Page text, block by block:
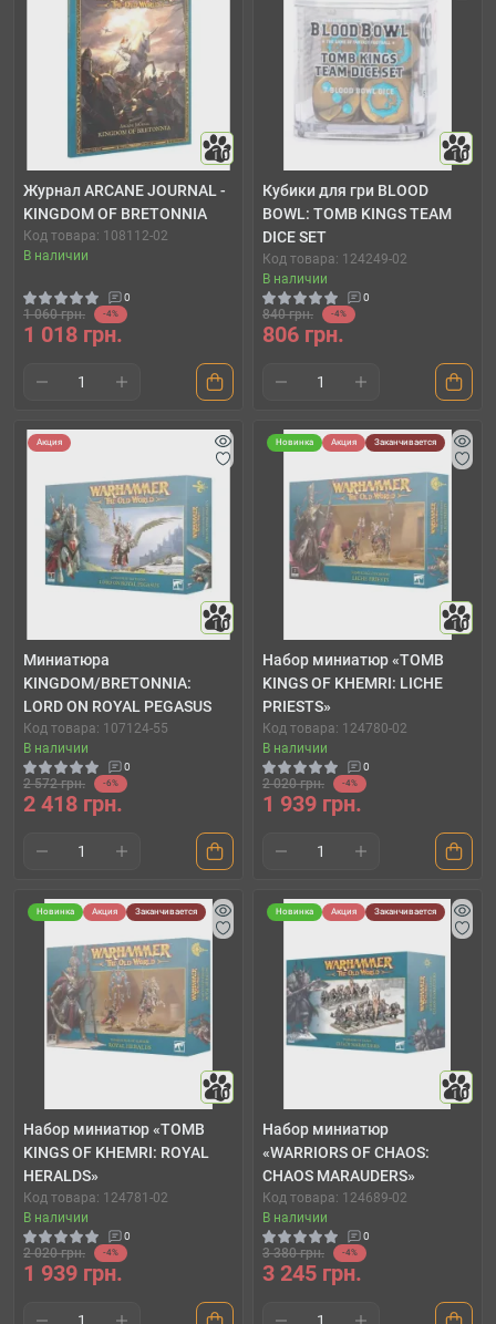
10
Журнал ARCANE JOURNAL -
KINGDOM OF BRETONNIA
Код товара: 108112-02
В наличии
0
1 060 грн. -4%
1 018 грн.
10
Кубики для гри BLOOD
BOWL: TOMB KINGS TEAM
DICE SET
Код товара: 124249-02
В наличии
0
840 грн. -4%
806 грн.
Акция
10
Миниатюра
KINGDOM/BRETONNIA:
LORD ON ROYAL PEGASUS
Код товара: 107124-55
В наличии
0
2 572 грн. -6%
2 418 грн.
Новинка Акция Заканчивается
10
Набор миниатюр «TOMB
KINGS OF KHEMRI: LICHE
PRIESTS»
Код товара: 124780-02
В наличии
0
2 020 грн. -4%
1 939 грн.
Новинка Акция Заканчивается
10
Набор миниатюр «TOMB
KINGS OF KHEMRI: ROYAL
HERALDS»
Код товара: 124781-02
В наличии
0
2 020 грн. -4%
1 939 грн.
Новинка Акция Заканчивается
10
Набор миниатюр
«WARRIORS OF CHAOS:
CHAOS MARAUDERS»
Код товара: 124689-02
В наличии
0
3 380 грн. -4%
3 245 грн.